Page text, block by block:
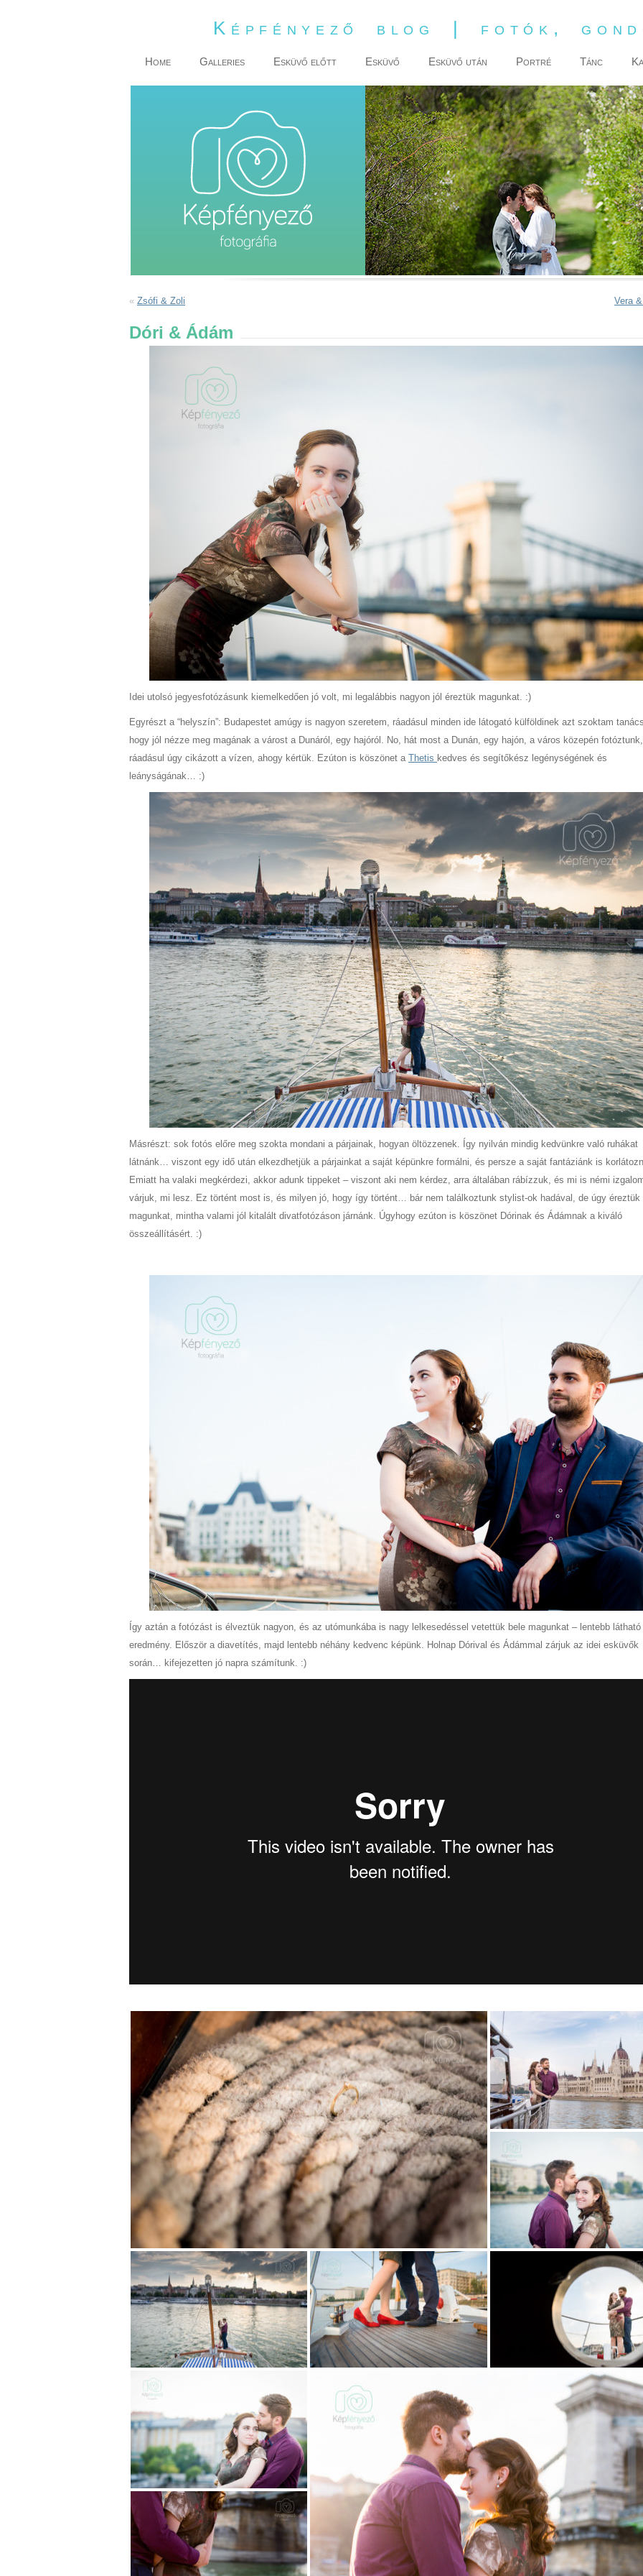
Képfényező blog | fotók,
Home Galleries Esküvő előtt Esküvő Esküvő után Portré Tánc
« Zsófi & Zoli Vera
Dóri & Ádám
Idei utolsó jegyesfotózásunk kiemelkedően jó volt, mi legalábbis nagyon jól éreztük magunkat. :)
Egyrészt a “helyszín”: Budapestet amúgy is nagyon szeretem, ráadásul minden ide látogató külföldinek azt szoktam
hogy jól nézze meg magának a várost a Dunáról, egy hajóról. No, hát most a Dunán, egy hajón, a város közepén
ráadásul úgy cikázott a vízen, ahogy kértük. Ezúton is köszönet a Thetis kedves és segítőkész legénységének és
leányságának… :)
Másrészt: sok fotós előre meg szokta mondani a párjainak, hogyan öltözzenek. Így nyilván mindig kedvünkre való ruhákat
látnánk… viszont egy idő után elkezdhetjük a párjainkat a saját képünkre formálni, és persze a saját fantáziánk is
Emiatt ha valaki megkérdezi, akkor adunk tippeket – viszont aki nem kérdez, arra általában rábízzuk, és mi is némi
várjuk, mi lesz. Ez történt most is, és milyen jó, hogy így történt… bár nem találkoztunk stylist-ok hadával, de úgy éreztük
magunkat, mintha valami jól kitalált divatfotózáson járnánk. Úgyhogy ezúton is köszönet Dórinak és Ádámnak a kiváló
összeállításért. :)
Így aztán a fotózást is élveztük nagyon, és az utómunkába is nagy lelkesedéssel vetettük bele magunkat – lentebb látható
eredmény. Először a diavetítés, majd lentebb néhány kedvenc képünk. Holnap Dórival és Ádámmal zárjuk az idei esküvők
során… kifejezetten jó napra számítunk. :)